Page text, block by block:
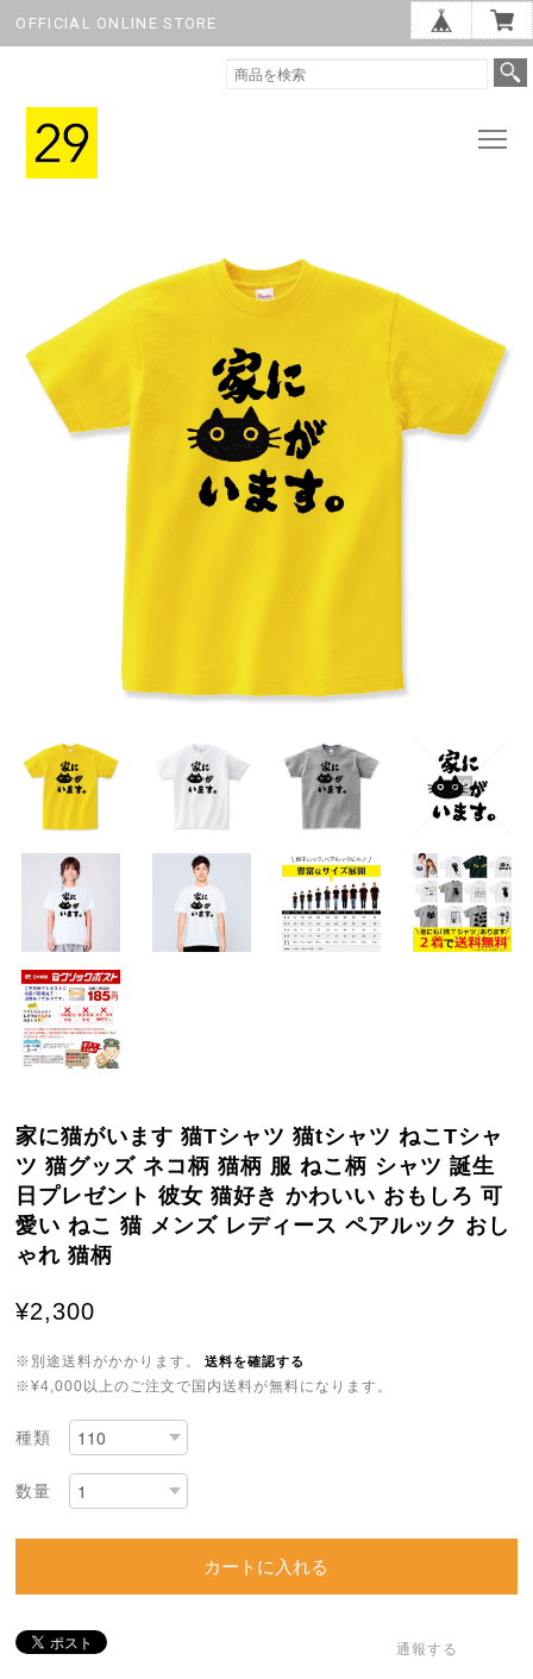
OFFICIAL ONLINE STORE
家に猫がいます 猫Tシャツ 猫tシャツ ねこTシャ
ツ 猫グッズ ネコ柄 猫柄 服 ねこ柄 シャツ 誕生
日プレゼント 彼女 猫好き かわいい おもしろ 可
愛い ねこ 猫 メンズ レディース ペアルック おし
ゃれ 猫柄
¥2,300
※別途送料がかかります。 送料を確認する
※¥4,000以上のご注文で国内送料が無料になります。
種類
数量
カートに入れる
通報する